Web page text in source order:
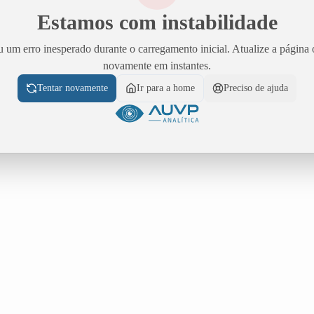
Estamos com instabilidade
um erro inesperado durante o carregamento inicial. Atualize a página
novamente em instantes.
Tentar novamente Ir para a home Preciso de ajuda